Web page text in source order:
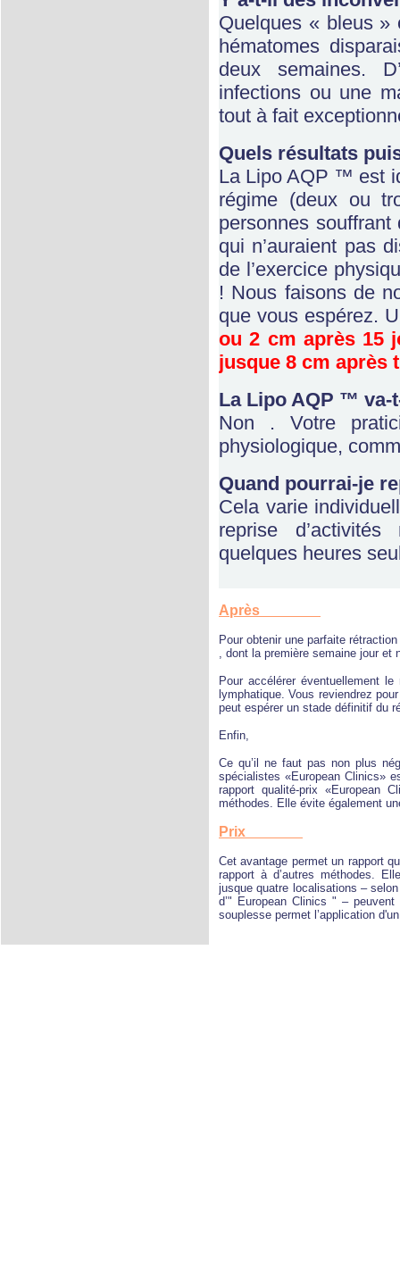
Quelques « bleus »
hématomes
deux semaines.
infections ou une
tout à fait
Quels résultats
La Lipo AQP ™ est
régime (deux ou
personnes
qui n’auraient pas
de l’exercice
! Nous faisons de
que vous espérez.
ou 2 cm après 15
jusque 8 cm après
La Lipo AQP ™ va-
Non . Votre
physiologique,
Quand pourrai-je
Cela varie
reprise
quelques heures
Après
Pour obtenir une parfaite
, dont la première semaine jour et
Pour accélérer éventuellement
lymphatique. Vous reviendrez
peut espérer un stade définitif du
Enfin,
Ce qu’il ne faut pas non plus
spécialistes «European Clinics»
rapport qualité-prix «European
méthodes. Elle évite également
Prix
Cet avantage permet un rapport
rapport à d’autres méthodes.
jusque quatre localisations –
d’" European Clinics " –
souplesse permet l’application